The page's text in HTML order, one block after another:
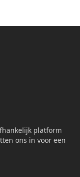
platform
ons in voor een